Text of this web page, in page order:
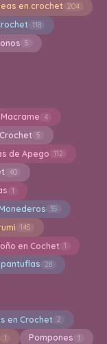
en crochet 204
118
5
Macrame 4
5
de Apego 112
40
1
35
145
en Cochet 1
pantuflas 28
en Crochet 2
1 Pompones 1